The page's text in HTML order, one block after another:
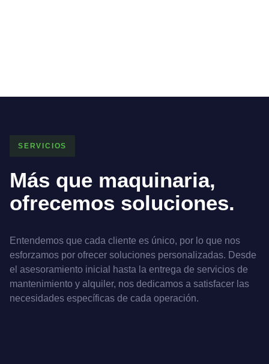
SERVICIOS
Más que maquinaria,
ofrecemos soluciones.
Entendemos que cada cliente es único, por lo que nos
esforzamos por ofrecer soluciones personalizadas. Desde
el asesoramiento inicial hasta la entrega de servicios de
mantenimiento y alquiler, nos dedicamos a satisfacer las
necesidades específicas de cada operación.